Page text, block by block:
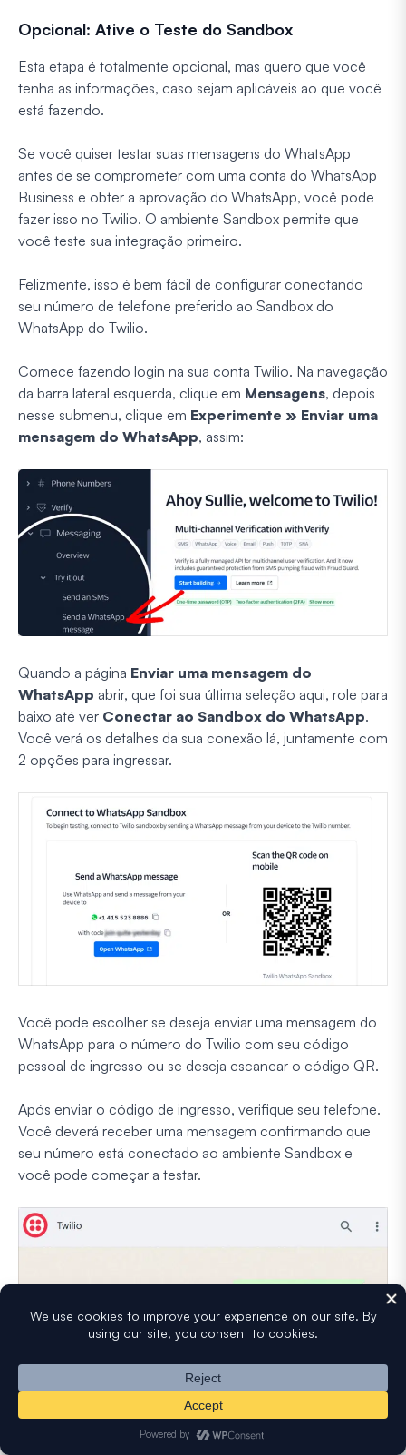
Opcional: Ative o Teste do Sandbox
Esta etapa é totalmente opcional, mas quero que você
tenha as informações, caso sejam aplicáveis ao que você
está fazendo.
Se você quiser testar suas mensagens do WhatsApp
antes de se comprometer com uma conta do WhatsApp
Business e obter a aprovação do WhatsApp, você pode
fazer isso no Twilio. O ambiente Sandbox permite que
você teste sua integração primeiro.
Felizmente, isso é bem fácil de configurar conectando
seu número de telefone preferido ao Sandbox do
WhatsApp do Twilio.
Comece fazendo login na sua conta Twilio. Na navegação
da barra lateral esquerda, clique em Mensagens, depois
nesse submenu, clique em Experimente » Enviar uma
mensagem do WhatsApp, assim:
Quando a página Enviar uma mensagem do
WhatsApp abrir, que foi sua última seleção aqui, role para
baixo até ver Conectar ao Sandbox do WhatsApp.
Você verá os detalhes da sua conexão lá, juntamente com
2 opções para ingressar.
Você pode escolher se deseja enviar uma mensagem do
WhatsApp para o número do Twilio com seu código
pessoal de ingresso ou se deseja escanear o código QR.
Após enviar o código de ingresso, verifique seu telefone.
Você deverá receber uma mensagem confirmando que
seu número está conectado ao ambiente Sandbox e
você pode começar a testar.
No seu painel do WordPress, navegue até o plugin